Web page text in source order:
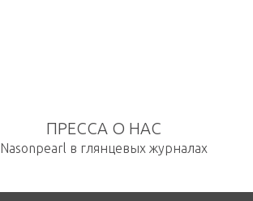
ПРЕССА О НАС
Nasonpearl в глянцевых журналах